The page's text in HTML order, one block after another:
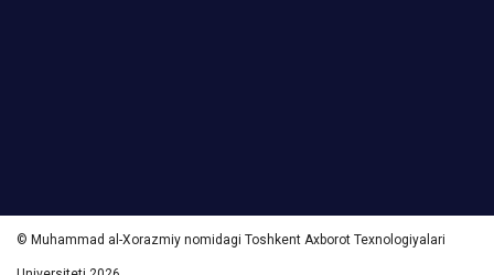
© Muhammad al-Xorazmiy nomidagi Toshkent Axborot Texnologiyalari